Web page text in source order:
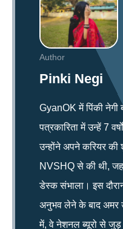
Author
Pinki Negi
GyanOK में पिंकी नेगी
पत्रकारिता में उन्हें 7
उन्होंने अपने करियर
NVSHQ से की थी,
डेस्क संभाला। इस
अनुभव लेने के बाद अमर
में, वे नेशनल ब्यूरो से